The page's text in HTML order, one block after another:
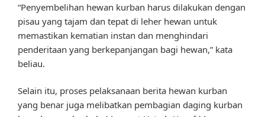
“Penyembelihan hewan kurban harus dilakukan dengan
pisau yang tajam dan tepat di leher hewan untuk
memastikan kematian instan dan menghindari
penderitaan yang berkepanjangan bagi hewan,” kata
beliau.
Selain itu, proses pelaksanaan berita hewan kurban
yang benar juga melibatkan pembagian daging kurban